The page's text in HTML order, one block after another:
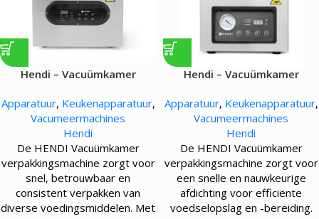
Hendi – Vacuümkamer
Apparatuur, Keukenapparatuur,
Vacumeermachines
Hendi
De HENDI Vacuümkamer
verpakkingsmachine zorgt voor
snel, betrouwbaar en
consistent verpakken van
diverse voedingsmiddelen. Met
Hendi – Vacuümkamer
Apparatuur, Keukenapparatuur,
Vacumeermachines
Hendi
De HENDI Vacuümkamer
verpakkingsmachine zorgt voor
een snelle en nauwkeurige
afdichting voor efficiënte
voedselopslag en -bereiding.